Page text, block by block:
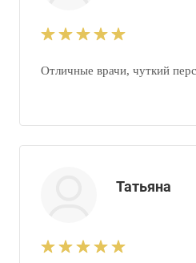
Отличные врачи, чуткий
Татьяна